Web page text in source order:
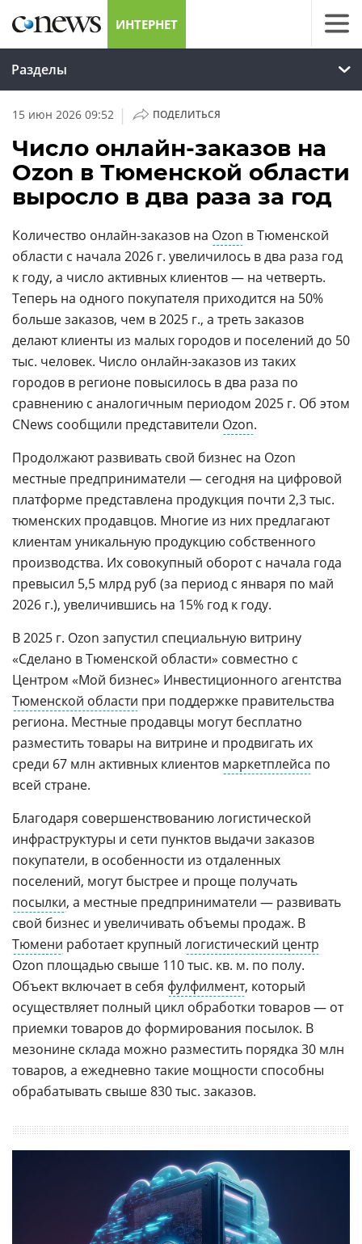
ИНТЕРНЕТ
Разделы
15 июн 2026 09:52 | ПОДЕЛИТЬСЯ
Число онлайн-заказов на
Ozon в Тюменской области
выросло в два раза за год
Количество онлайн-заказов на Ozon в Тюменской
области с начала 2026 г. увеличилось в два раза год
к году, а число активных клиентов — на четверть.
Теперь на одного покупателя приходится на 50%
больше заказов, чем в 2025 г., а треть заказов
делают клиенты из малых городов и поселений до 50
тыс. человек. Число онлайн-заказов из таких
городов в регионе повысилось в два раза по
сравнению с аналогичным периодом 2025 г. Об этом
CNews сообщили представители Ozon.
Продолжают развивать свой бизнес на Ozon
местные предприниматели — сегодня на цифровой
платформе представлена продукция почти 2,3 тыс.
тюменских продавцов. Многие из них предлагают
клиентам уникальную продукцию собственного
производства. Их совокупный оборот с начала года
превысил 5,5 млрд руб (за период с января по май
2026 г.), увеличившись на 15% год к году.
В 2025 г. Ozon запустил специальную витрину
«Сделано в Тюменской области» совместно с
Центром «Мой бизнес» Инвестиционного агентства
Тюменской области при поддержке правительства
региона. Местные продавцы могут бесплатно
разместить товары на витрине и продвигать их
среди 67 млн активных клиентов маркетплейса по
всей стране.
Благодаря совершенствованию логистической
инфраструктуры и сети пунктов выдачи заказов
покупатели, в особенности из отдаленных
поселений, могут быстрее и проще получать
посылки, а местные предприниматели — развивать
свой бизнес и увеличивать объемы продаж. В
Тюмени работает крупный логистический центр
Ozon площадью свыше 110 тыс. кв. м. по полу.
Объект включает в себя фулфилмент, который
осуществляет полный цикл обработки товаров — от
приемки товаров до формирования посылок. В
мезонине склада можно разместить порядка 30 млн
товаров, а ежедневно такие мощности способны
обрабатывать свыше 830 тыс. заказов.